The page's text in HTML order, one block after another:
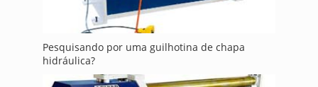
Pesquisando por uma guilhotina de chapa
hidráulica?